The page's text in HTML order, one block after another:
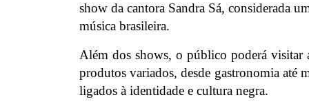
show da cantora Sandra Sá, considerada
música brasileira.
Além dos shows, o público poderá visitar
produtos variados, desde gastronomia até
ligados à identidade e cultura negra.